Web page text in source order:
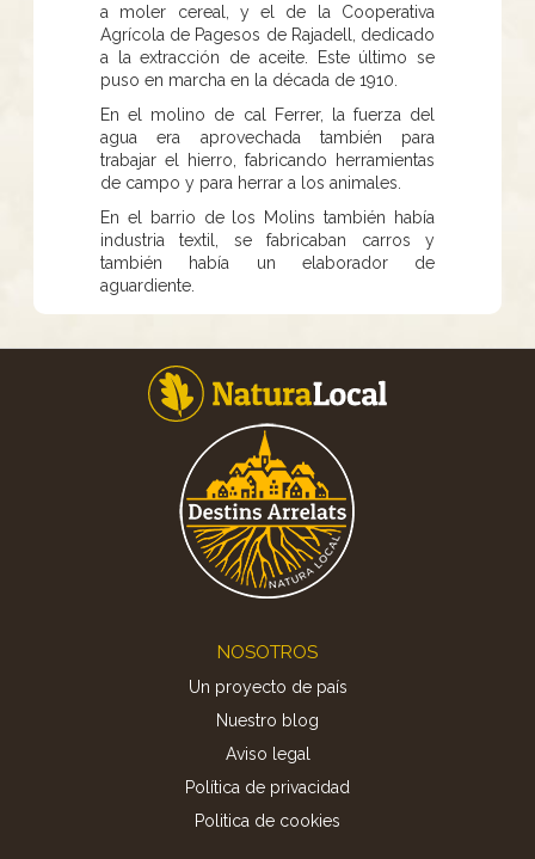
a moler cereal, y el de la Cooperativa
Agrícola de Pagesos de Rajadell, dedicado
a la extracción de aceite. Este último se
puso en marcha en la década de 1910.
En el molino de cal Ferrer, la fuerza del
agua era aprovechada también para
trabajar el hierro, fabricando herramientas
de campo y para herrar a los animales.
En el barrio de los Molins también había
industria textil, se fabricaban carros y
también había un elaborador de
aguardiente.
NOSOTROS
Un proyecto de país
Nuestro blog
Aviso legal
Política de privacidad
Politica de cookies